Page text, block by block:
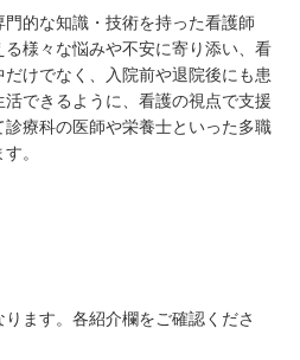
的な知識・技術を持った看護師
様々な悩みや不安に寄り添い、看
けでなく、入院前や退院後にも患
できるように、看護の視点で支援
療科の医師や栄養士といった多職
。
ます。各紹介欄をご確認くださ